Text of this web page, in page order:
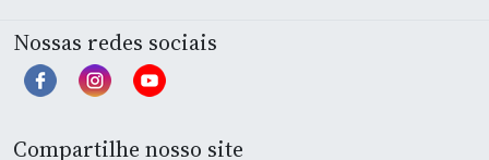
Nossas redes sociais
Compartilhe nosso site